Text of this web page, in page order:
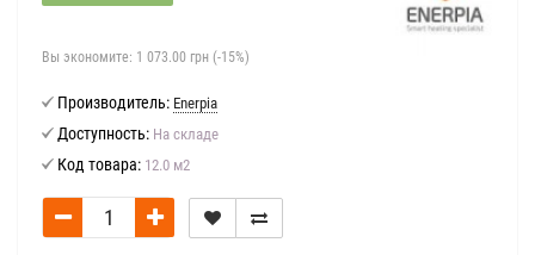
Вы экономите: 1 073.00 грн (-15%)
Производитель: Enerpia
Доступность: На складе
Код товара: 12.0 м2